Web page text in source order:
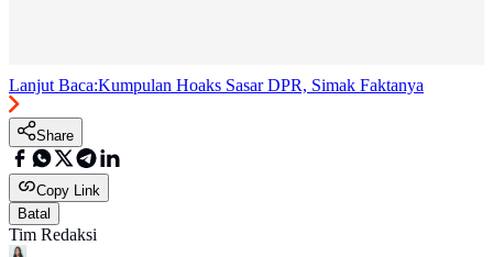
Lanjut Baca:Kumpulan Hoaks Sasar DPR, Simak Faktanya
Share
Copy Link
Batal
Tim Redaksi